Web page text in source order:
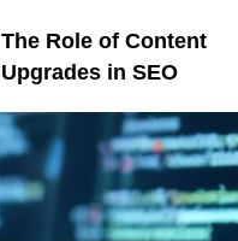
The Role of Content
Upgrades in SEO